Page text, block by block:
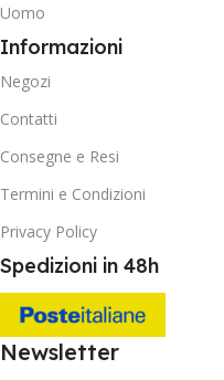
Uomo
Informazioni
Negozi
Contatti
Consegne e Resi
Termini e Condizioni
Privacy Policy
Spedizioni in 48h
Newsletter